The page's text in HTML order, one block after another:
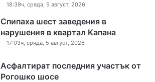
18:39ч, сряда, 5 август, 2026
Спипаха шест заведения в
нарушения в квартал Капана
17:03ч, сряда, 5 август, 2026
Асфалтират последния участък от
Рогошко шосе